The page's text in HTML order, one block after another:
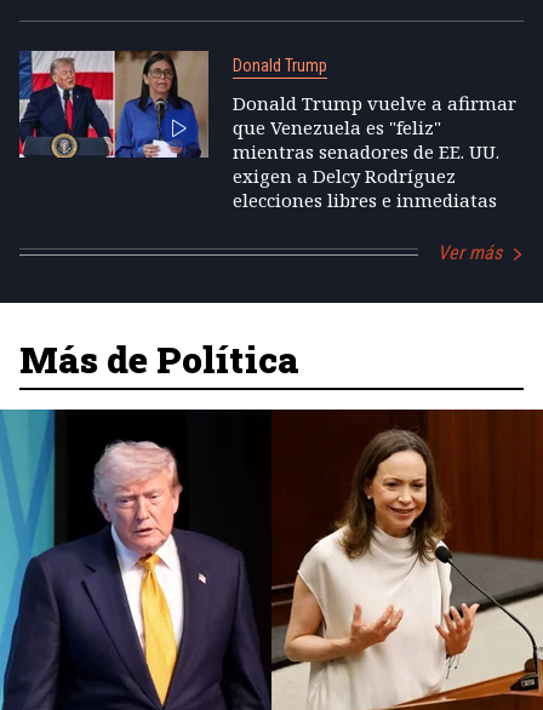
Donald Trump
Donald Trump vuelve a afirmar
que Venezuela es "feliz"
mientras senadores de EE. UU.
exigen a Delcy Rodríguez
elecciones libres e inmediatas
Ver más
Más de Política